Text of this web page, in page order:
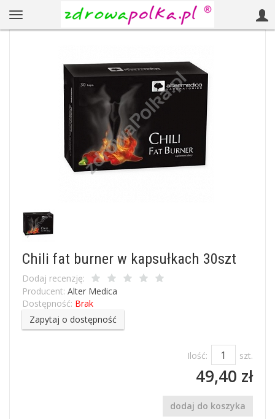
Chili fat burner w kapsułkach 30szt
Dodaj recenzję:
Producent: Alter Medica
Dostępność: Brak
Zapytaj o dostępność
Ilość: szt.
49,40 zł
dodaj do koszyka